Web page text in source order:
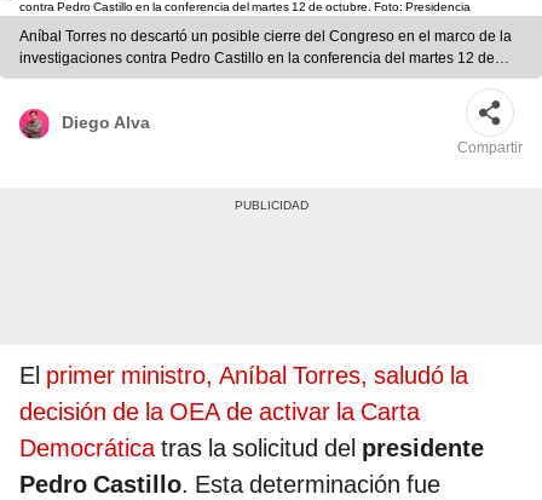
Aníbal Torres no descartó un posible cierre del Congreso en el marco de la
investigaciones contra Pedro Castillo en la conferencia del martes 12 de
octubre. Foto: Presidencia
Diego Alva
Compartir
El primer ministro, Aníbal Torres, saludó la
decisión de la OEA de activar la Carta
Democráticatras la solicitud del presidente
Pedro Castillo. Esta determinación fue